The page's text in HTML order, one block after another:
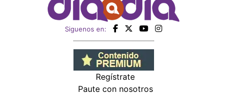
Siguenos en:
Regístrate
Paute con nosotros